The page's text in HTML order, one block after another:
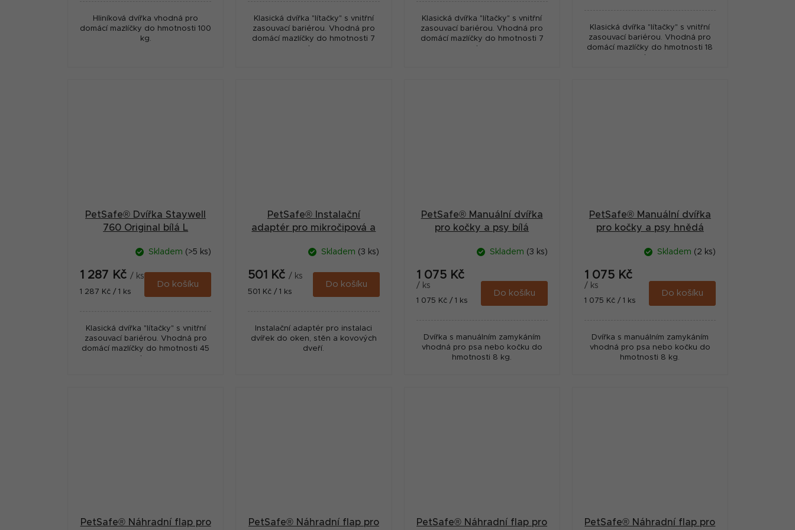
Hliníková dvířka vhodná pro
domácí mazlíčky do hmotnosti 100
kg.
Klasická dvířka "lítačky" s vnitřní
zasouvací bariérou. Vhodná pro
domácí mazlíčky do hmotnosti 7
kg.
Klasická dvířka "lítačky" s vnitřní
zasouvací bariérou. Vhodná pro
domácí mazlíčky do hmotnosti 7
kg.
Klasická dvířka "lítačky" s vnitřní
zasouvací bariérou. Vhodná pro
domácí mazlíčky do hmotnosti 18
kg.
PetSafe® Dvířka Staywell
760 Original bílá L
Skladem (>5 ks)
1 287 Kč / ks
Měrná
1 287 Kč / 1 ks
Do košíku
Klasická dvířka "lítačky" s vnitřní
zasouvací bariérou. Vhodná pro
domácí mazlíčky do hmotnosti 45
kg.
PetSafe® Instalační
adaptér pro mikročipová a
dvířka pro kočky bílý
Skladem (3 ks)
501 Kč/ ks
Měrná
501 Kč / 1 ks
Do košíku
Instalační adaptér pro instalaci
dvířek do oken, stěn a kovových
dveří.
PetSafe® Manuální dvířka
pro kočky a psy bílá
Skladem (3 ks)
1 075 Kč
/ ks
Měrná
1 075 Kč / 1 ks
Do košíku
Dvířka s manuálním zamykáním
vhodná pro psa nebo kočku do
hmotnosti 8 kg.
PetSafe® Manuální dvířka
pro kočky a psy hnědá
Skladem (2 ks)
1 075 Kč
/ ks
Měrná
1 075 Kč / 1 ks
Do košíku
Dvířka s manuálním zamykáním
vhodná pro psa nebo kočku do
hmotnosti 8 kg.
PetSafe® Náhradní flap pro PetSafe® Náhradní flap pro PetSafe® Náhradní flap pro PetSafe® Náhradní flap pro